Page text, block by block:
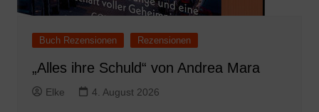
Buch Rezensionen Rezensionen
„Alles ihre Schuld“ von Andrea Mara
Elke 4. August 2026